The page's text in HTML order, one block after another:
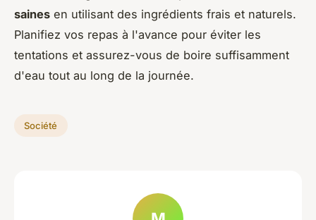
saines en utilisant des ingrédients frais et naturels.
Planifiez vos repas à l'avance pour éviter les
tentations et assurez-vous de boire suffisamment
d'eau tout au long de la journée.
Société